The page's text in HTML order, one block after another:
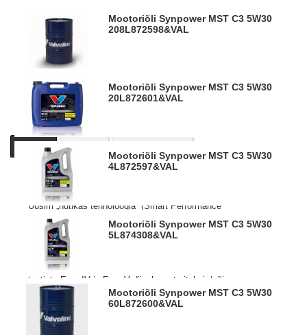
Mootoriõli Synpower MST C3 5W30
208L872598&VAL
Mootoriõli Synpower MST C3 5W30
20L872601&VAL
Mootoriõli Synpower MST C3 5W30
4L872597&VAL
Mootoriõli Synpower MST C3 5W30
5L874308&VAL
Mootoriõli Synpower MST C3 5W30
60L872600&VAL
Kirjeldus Tooteinfo
Valvoline SynPower mootoriõlid on valmistatud uuel
lisanditehnoloogial tagades parima kaitse ja tõhususe.
Uusim „nutikas tehnoloogia“ (Smart Performance
Technology)
tagab kuni 70% parema kulumiskaitse ja kuni 3x suurema
kütuse ökonoomia võrreldes kõige viimaste nõutud
valdkonna standarditega.
Spetsiaalselt väljatööötatud Mercedes-Benz ja teiste
tootjate Euro IV ja Euro V diisel mootoritele ja/või
kolmeastmelise katalüüsneutralisaatoritega
bensiinimootoritele. Samuti GM Dexos2 tehnoloogiale.
Ametlikud heakskiidud:
BMW LL-04